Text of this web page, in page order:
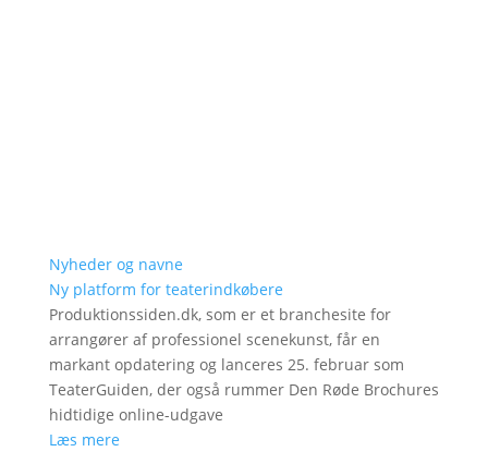
Nyheder og navne
Ny platform for teaterindkøbere
Produktionssiden.dk, som er et branchesite for
arrangører af professionel scenekunst, får en
markant opdatering og lanceres 25. februar som
TeaterGuiden, der også rummer Den Røde Brochures
hidtidige online-udgave
Læs mere